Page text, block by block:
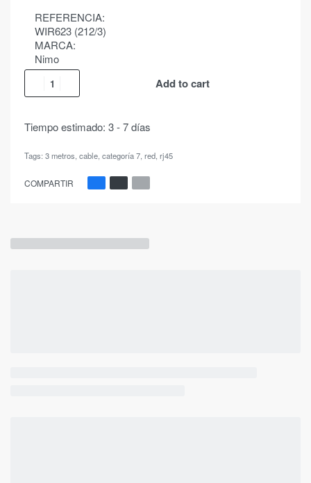
REFERENCIA:
WIR623 (212/3)
MARCA:
Nimo
Add to cart
Tiempo estimado: 3 - 7 días
Tags: 3 metros, cable, categoría 7, red, rj45
COMPARTIR